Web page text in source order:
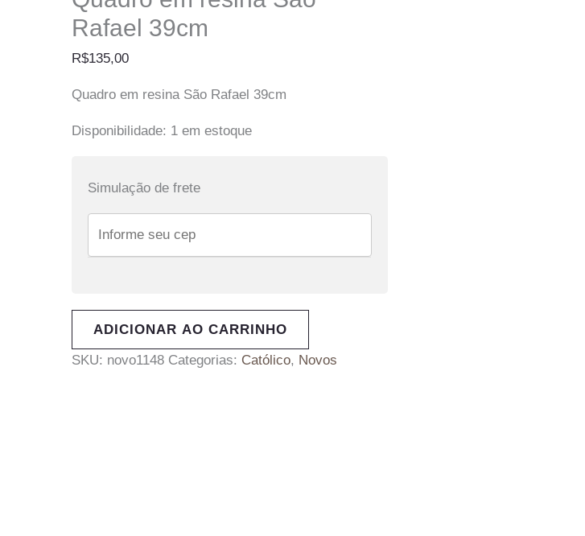
Rafael 39cm
R$135,00
Quadro em resina São Rafael 39cm
Disponibilidade: 1 em estoque
Simulação de frete
ADICIONAR AO CARRINHO
SKU: novo1148 Categorias: Católico, Novos